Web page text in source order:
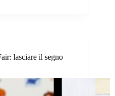
lasciare il segno